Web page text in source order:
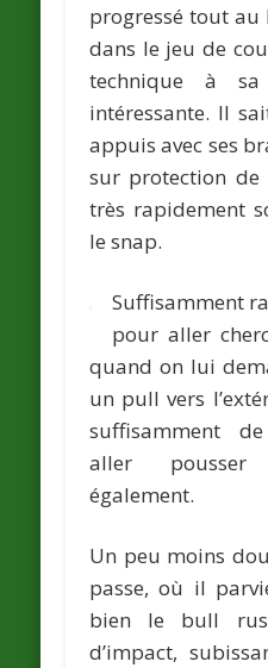
progressé tout au
dans le jeu de
technique à sa
intéressante. Il
appuis avec ses
sur protection de
très rapidement
le snap.
Suffisamment
pour aller
quand on lui
un pull vers
suffisamment
aller pousser
également.
Un peu moins
passe, où il
bien le bull
d’impact,